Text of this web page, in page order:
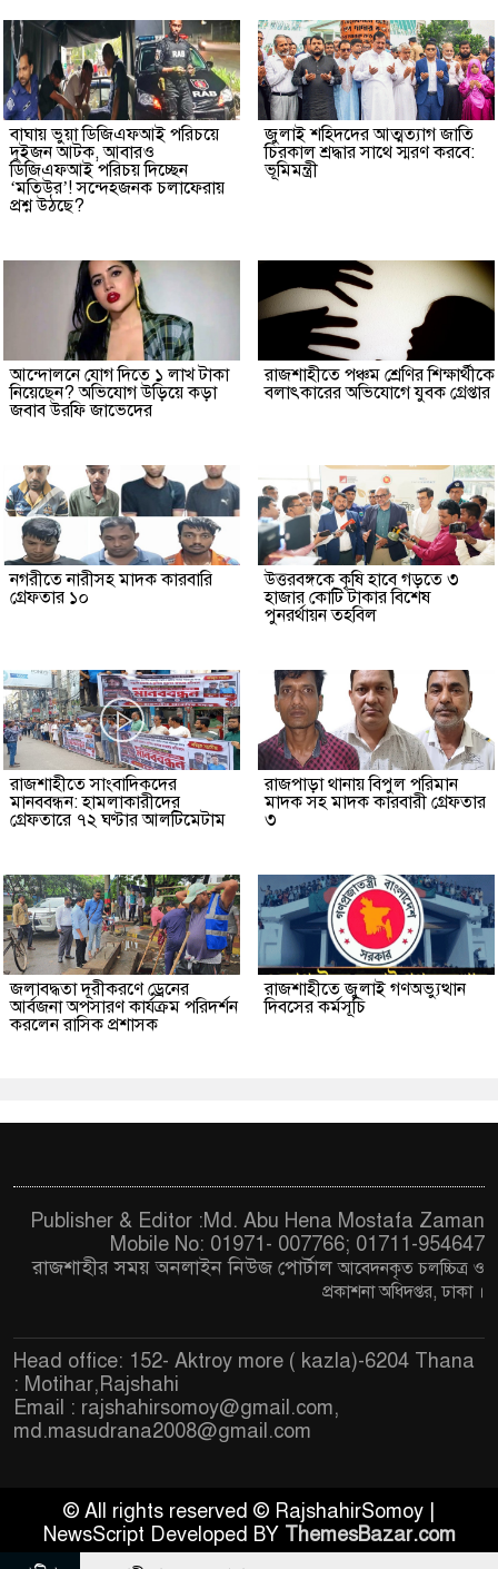
বাঘায় ভুয়া ডিজিএফআই পরিচয়ে
দুইজন আটক, আবারও
ডিজিএফআই পরিচয় দিচ্ছেন
‘মতিউর’! সন্দেহজনক চলাফেরায়
প্রশ্ন উঠছে?
জুলাই শহিদদের আত্মত্যাগ জাতি
চিরকাল শ্রদ্ধার সাথে স্মরণ করবে:
ভূমিমন্ত্রী
আন্দোলনে যোগ দিতে ১ লাখ টাকা
নিয়েছেন? অভিযোগ উড়িয়ে কড়া
জবাব উরফি জাভেদের
রাজশাহীতে পঞ্চম শ্রেণির শিক্ষার্থীকে
বলাৎকারের অভিযোগে যুবক গ্রেপ্তার
নগরীতে নারীসহ মাদক কারবারি
গ্রেফতার ১০
উত্তরবঙ্গকে কৃষি হাবে গড়তে ৩
হাজার কোটি টাকার বিশেষ
পুনরর্থায়ন তহবিল
রাজশাহীতে সাংবাদিকদের
মানববন্ধন: হামলাকারীদের
গ্রেফতারে ৭২ ঘণ্টার আলটিমেটাম
রাজপাড়া থানায় বিপুল পরিমান
মাদক সহ মাদক কারবারী গ্রেফতার
৩
জলাবদ্ধতা দূরীকরণে ড্রেনের
আর্বজনা অপসারণ কার্যক্রম পরিদর্শন
করলেন রাসিক প্রশাসক
রাজশাহীতে জুলাই গণঅভ্যুত্থান
দিবসের কর্মসূচি
Publisher & Editor :Md. Abu Hena Mostafa Zaman
Mobile No: 01971- 007766; 01711-954647
রাজশাহীর সময় অনলাইন নিউজ পোর্টালআবেদনকৃত চলচ্চিত্র ও
প্রকাশনা অধিদপ্তর, ঢাকা ।
Head office: 152- Aktroy more ( kazla)-6204 Thana
: Motihar,Rajshahi
Email : rajshahirsomoy@gmail.com,
md.masudrana2008@gmail.com
© All rights reserved © RajshahirSomoy |
NewsScript Developed BY ThemesBazar.com